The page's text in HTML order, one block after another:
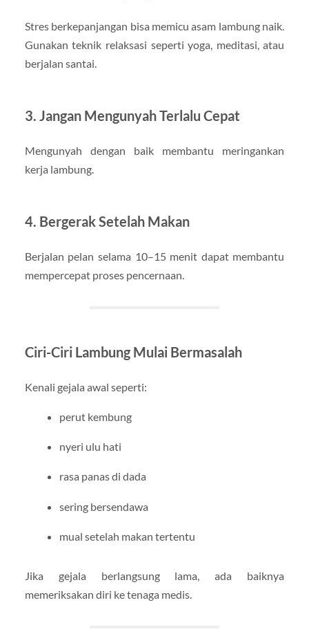
Stres berkepanjangan bisa memicu asam lambung naik.
Gunakan teknik relaksasi seperti yoga, meditasi, atau
berjalan santai.
3. Jangan Mengunyah Terlalu Cepat
Mengunyah dengan baik membantu meringankan
kerja lambung.
4. Bergerak Setelah Makan
Berjalan pelan selama 10–15 menit dapat membantu
mempercepat proses pencernaan.
Ciri-Ciri Lambung Mulai Bermasalah
Kenali gejala awal seperti:
perut kembung
nyeri ulu hati
rasa panas di dada
sering bersendawa
mual setelah makan tertentu
Jika gejala berlangsung lama, ada baiknya
memeriksakan diri ke tenaga medis.